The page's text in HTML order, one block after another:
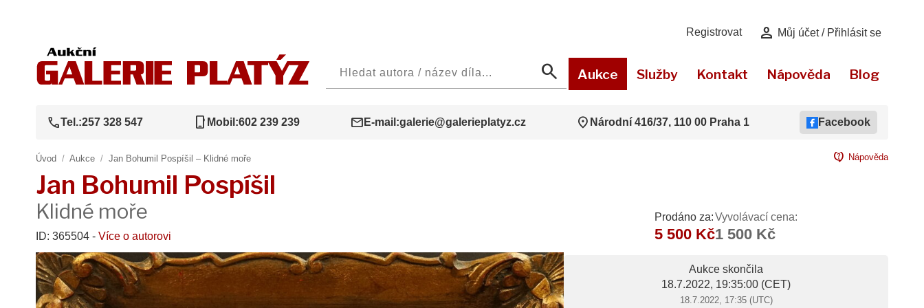
Registrovat person Můj účet / Přihlásit se
search Aukce Služby Kontakt Nápověda Blog
callTel.:257 328 547 phone_iphone Mobil:602 239 239 mail E-mail:galerie@galerieplatyz.cz location_on Národní 416/37, 110 00 Praha 1 Facebook
Úvod / Aukce / Jan Bohumil Pospíšil – Klidné moře contact_support Nápověda
Jan Bohumil Pospíšil
Klidné moře
ID: 365504 - Více o autorovi
Prodáno za:
5 500 Kč
Vyvolávací cena:
1 500 Kč
Aukce skončila
18.7.2022, 19:35:00 (CET)
18.7.2022, 17:35 (UTC)